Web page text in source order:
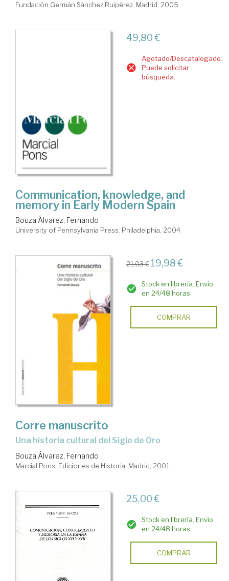
Fundación Germán Sánchez Ruipérez. Madrid, 2005
49,80 €
Agotado/Descatalogado.
Puede solicitar
búsqueda.
Communication, knowledge, and
memory in Early Modern Spain
Bouza Álvarez, Fernando
University of Pennsylvania Press. Philadelphia, 2004
21,03 € 19,98 €
Stock en librería. Envío
en 24/48 horas
COMPRAR
Corre manuscrito
una historia cultural del Siglo de Oro
Bouza Álvarez, Fernando
Marcial Pons, Ediciones de Historia. Madrid, 2001
25,00 €
Stock en librería. Envío
en 24/48 horas
COMPRAR